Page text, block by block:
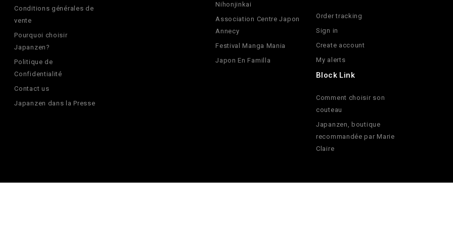
Conditions générales de
vente
Pourquoi choisir
Japanzen?
Politique de
Confidentialité
Contact us
Japanzen dans la Presse
Nihonjinkai
Association Centre Japon
Annecy
Festival Manga Mania
Japon En Familla
Order tracking
Sign in
Create account
My alerts
Block Link
Comment choisir son
couteau
Japanzen, boutique
recommandée par Marie
Claire